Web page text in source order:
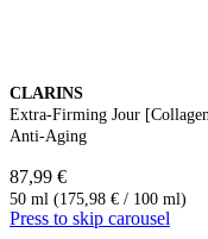
CLARINS
Extra-Firming Jour
Anti-Aging
87,99 €
50 ml (175,98 € / 100 ml)
Press to skip carousel